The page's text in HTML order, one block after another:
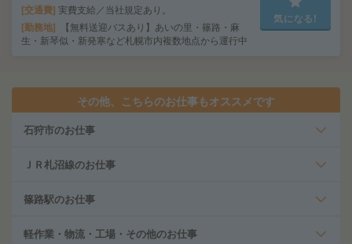
交通費 実費支給／当社規定あり。
勤務地
【無料送迎バスあり】あいの里・篠路・麻
生・新琴似・新発寒など札幌市内複数地点から運行中
気になる!
その他、こちらのお仕事もオススメです
石狩市のお仕事
ＪＲ札沼線のお仕事
篠路駅のお仕事
軽作業・物流・工場・その他のお仕事